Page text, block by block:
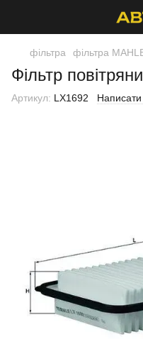
фільтра фільтра
Фільтр
Артикул: LX1692 Написати